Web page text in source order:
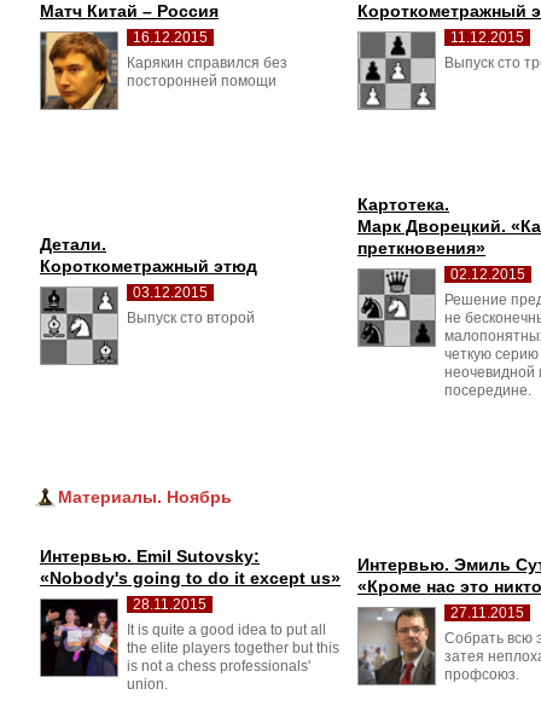
Матч Китай – Россия
16.12.2015
Карякин справился без
посторонней помощи
Короткометражный
11.12.2015
Выпуск сто
Детали.
Короткометражный этюд
03.12.2015
Выпуск сто второй
Картотека.
Марк Дворецкий.
преткновения»
02.12.2015
Решение
не
четкую серию
неочевидной
посередине.
Материалы. Ноябрь
Интервью. Emil Sutovsky:
«Nobody's going to do it except us»
28.11.2015
It is quite a good idea to put all
the elite players together but this
is not a chess professionals'
union.
Интервью. Эмиль
«Кроме нас это
27.11.2015
Собрать всю
затея
профсоюз.